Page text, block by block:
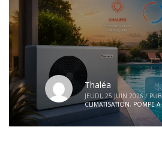
Thaléa
JEUDI, 25 JUIN 2026 /
CLIMATISATION, POMPE